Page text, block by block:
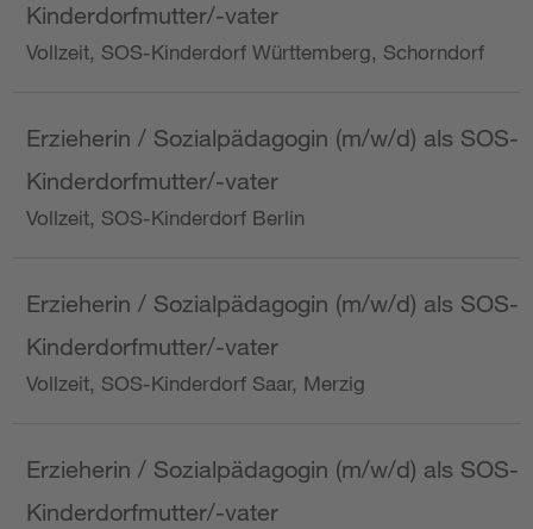
Kinderdorfmutter/-vater
Vollzeit, SOS-Kinderdorf Württemberg, Schorndorf
Erzieherin / Sozialpädagogin (m/w/d) als SOS-
Kinderdorfmutter/-vater
Vollzeit, SOS-Kinderdorf Berlin
Erzieherin / Sozialpädagogin (m/w/d) als SOS-
Kinderdorfmutter/-vater
Vollzeit, SOS-Kinderdorf Saar, Merzig
Erzieherin / Sozialpädagogin (m/w/d) als SOS-
Kinderdorfmutter/-vater